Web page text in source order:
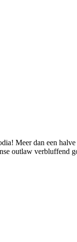
Meer dan een
outlaw verbluffend